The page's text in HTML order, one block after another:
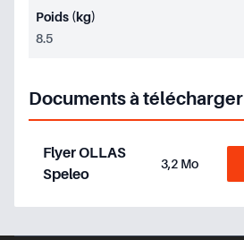
Poids (kg)
8.5
Documents à télécharger
Flyer OLLAS
Speleo
3,2 Mo